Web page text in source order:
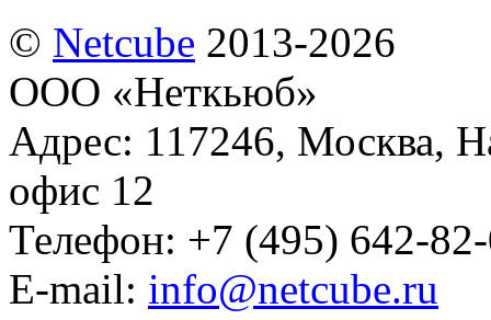
© Netсube 2013-2026
ООО «Неткьюб»
Адрес: 117246, Москва,
офис 12
Телефон: +7 (495) 642-
E-mail: info@netcube.ru